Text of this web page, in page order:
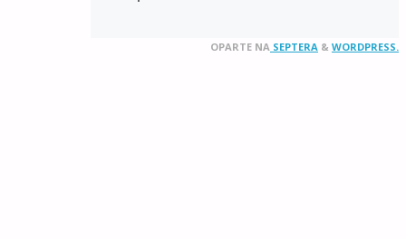
OPARTE NA SEPTERA & WORDPRESS.